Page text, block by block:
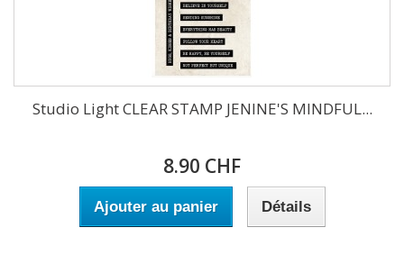
Studio Light CLEAR STAMP JENINE'S MINDFUL...
8.90 CHF
Ajouter au panier Détails